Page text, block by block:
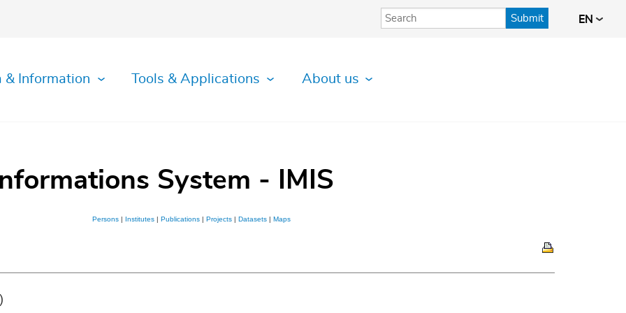
Submit EN
& Information Tools & Applications About us
System - IMIS
Persons Institutes Publications Projects Datasets Maps